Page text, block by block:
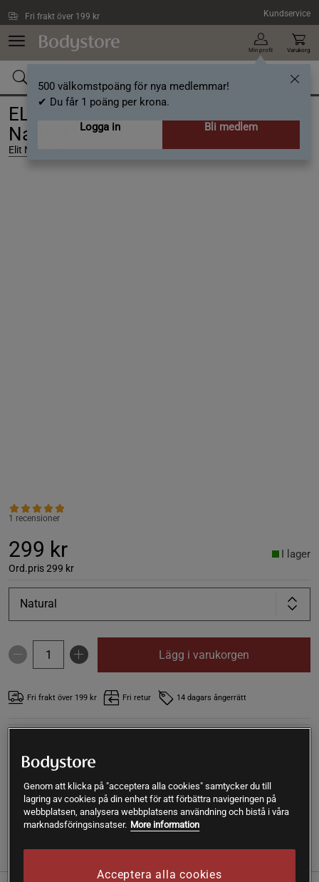
Fri frakt över 199 kr Kundservice
Min profil
500 välkomstpoäng för nya medlemmar!
✔ Du får 1 poäng per krona.
Logga in
Bli medlem
Varukorg
ELIT 100% Pure L-glutamine, 300 g,
Natural
Elit Nutrition
1 recensioner
299 kr
Ord.pris299 kr
I lager
Natural
Lägg i varukorgen
Fri frakt över 199 kr Fri retur 14 dagars ångerrätt
100 % Pure L-glutamine är ett kosttillskott från Elit Nutrition
med neutral smak. En förpackning ger 100 serveringar.
Läs mer
Genom att klicka på "acceptera alla cookies" samtycker du till
lagring av cookies på din enhet för att förbättra navigeringen på
webbplatsen, analysera webbplatsens användning och bistå i våra
marknadsföringsinsatser. More information
Acceptera alla cookies